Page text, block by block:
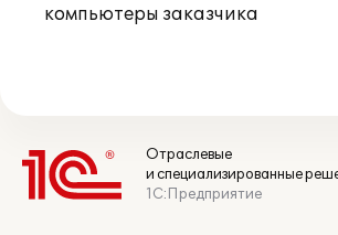
компьютеры заказчика
Отраслевые
и специализированные
1С:Предприятие